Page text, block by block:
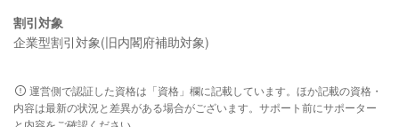
割引対象
企業型割引対象(旧内閣府補助対象)
運営側で認証した資格は「資格」欄に記載しています。ほか記載の資格・
内容は最新の状況と差異がある場合がございます。サポート前にサポーター
と内容をご確認ください。